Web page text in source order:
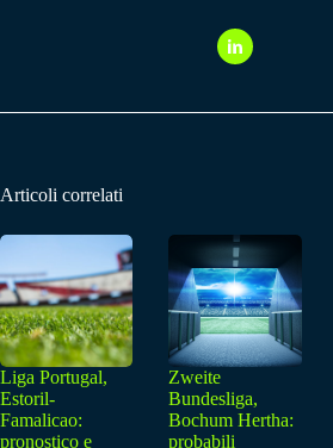
Articoli correlati
Liga Portugal,
Estoril-
Famalicao:
pronostico e
Zweite
Bundesliga,
Bochum Hertha:
probabili